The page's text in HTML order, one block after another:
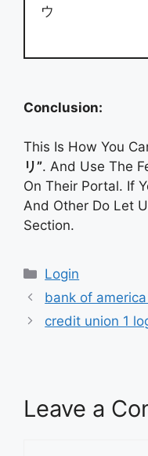
ウ
Conclusion:
This Is How You
リ”. And Use The
On Their Portal. If
And Other Do Let
Section.
Categories
Login
bank of
credit union 1
Leave a